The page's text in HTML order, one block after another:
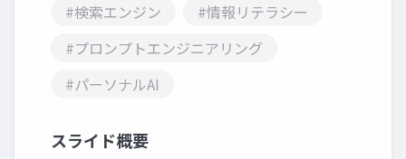
#検索エンジン
#情報リテラシー
#プロンプトエンジニアリング
#パーソナルAI
スライド概要